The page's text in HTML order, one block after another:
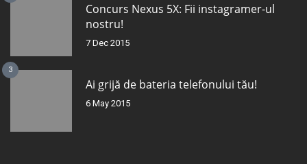
Concurs Nexus 5X: Fii instagramer-ul
nostru!
7 Dec 2015
3
Ai grijă de bateria telefonului tău!
6 May 2015